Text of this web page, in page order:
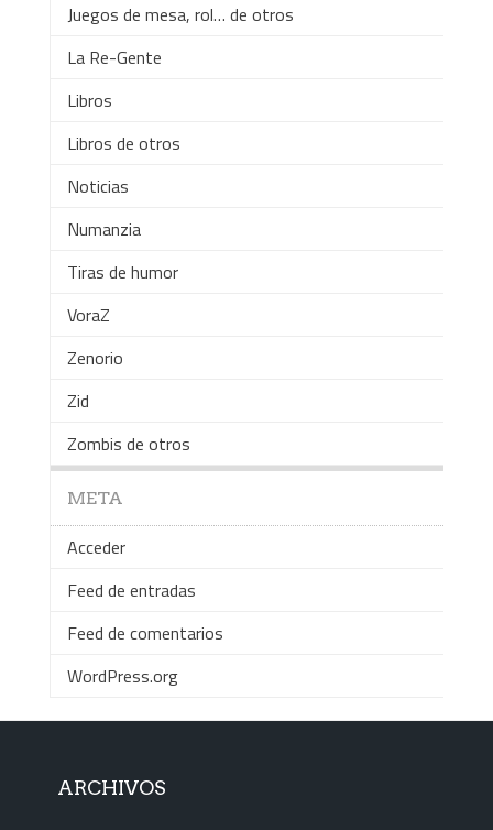
Juegos de mesa, rol… de otros
La Re-Gente
Libros
Libros de otros
Noticias
Numanzia
Tiras de humor
VoraZ
Zenorio
Zid
Zombis de otros
META
Acceder
Feed de entradas
Feed de comentarios
WordPress.org
ARCHIVOS